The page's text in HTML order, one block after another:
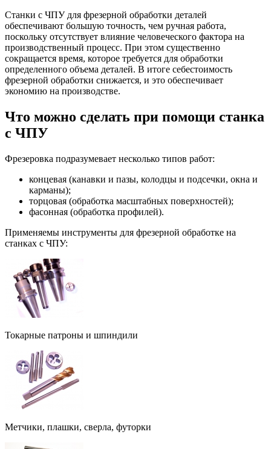
Станки с ЧПУ для фрезерной обработки деталей
обеспечивают большую точность, чем ручная работа,
поскольку отсутствует влияние человеческого фактора на
производственный процесс. При этом существенно
сокращается время, которое требуется для обработки
определенного объема деталей. В итоге себестоимость
фрезерной обработки снижается, и это обеспечивает
экономию на производстве.
Что можно сделать при помощи станка
с ЧПУ
Фрезеровка подразумевает несколько типов работ:
концевая (канавки и пазы, колодцы и подсечки, окна и
карманы);
торцовая (обработка масштабных поверхностей);
фасонная (обработка профилей).
Применяемы инструменты для фрезерной обработке на
станках с ЧПУ:
Токарные патроны и шпиндили
Метчики, плашки, сверла, футорки